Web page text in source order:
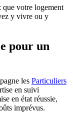
que votre logement
y vivre ou y
pour un
les Particuliers
en suivi
en état réussie,
imprévus.